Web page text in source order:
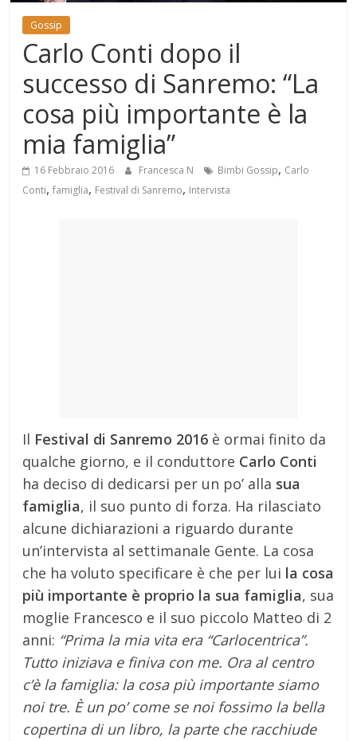
Mondo
Gossip
Carlo Conti dopo il
successo di Sanremo: “La
cosa più importante è la
mia famiglia”
16 Febbraio 2016 Francesca N Bimbi Gossip, Carlo
Conti,famiglia, Festival di Sanremo, Intervista
Il Festival di Sanremo 2016 è ormai finito da
qualche giorno, e il conduttore Carlo Conti
ha deciso di dedicarsi per un po’ alla sua
famiglia, il suo punto di forza. Ha rilasciato
alcune dichiarazioni a riguardo durante
un’intervista al settimanale Gente. La cosa
che ha voluto specificare è che per lui la cosa
più importante è proprio la sua famiglia, sua
moglie Francesco e il suo piccolo Matteo di 2
anni: “Prima la mia vita era “Carlocentrica”.
Tutto iniziava e finiva con me. Ora al centro
c’è la famiglia: la cosa più importante siamo
noi tre. È un po’ come se noi fossimo la bella
copertina di un libro, la parte che racchiude